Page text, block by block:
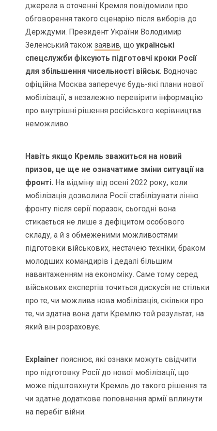
джерела в оточенні Кремля повідомили про
обговорення такого сценарію після виборів до
Держдуми. Президент України Володимир
Зеленський такожзаявив, щоукраїнські
спецслужби фіксують підготовчі кроки Росії
для збільшення чисельності військ. Водночас
офіційна Москва заперечує будь-які плани нової
мобілізації, а незалежно перевірити інформацію
про внутрішні рішення російського керівництва
неможливо.
Навіть якщо Кремль зважиться на новий
призов, це ще не означатиме зміни ситуації на
фронті. На відміну від осені 2022 року, коли
мобілізація дозволила Росії стабілізувати лінію
фронту після серії поразок, сьогодні вона
стикається не лише з дефіцитом особового
складу, а й з обмеженими можливостями
підготовки військових, нестачею техніки, браком
молодших командирів і дедалі більшим
навантаженням на економіку. Саме тому серед
військових експертів точиться дискусія не стільки
про те, чи можлива нова мобілізація, скільки про
те, чи здатна вона дати Кремлю той результат, на
який він розраховує.
Explainer пояснює, які ознаки можуть свідчити
про підготовку Росії до нової мобілізації, що
може підштовхнути Кремль до такого рішення та
чи здатне додаткове поповнення армії вплинути
на перебіг війни.